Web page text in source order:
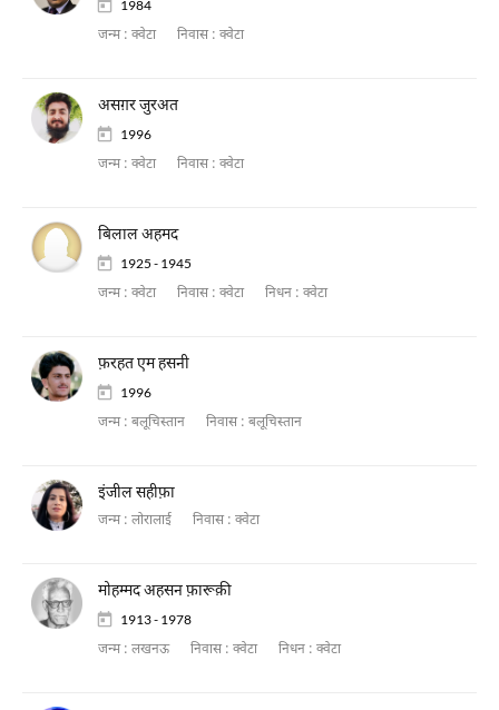
1984
जन्म : क्वेटा निवास : क्वेटा
असग़र जुरअत
1996
जन्म : क्वेटा निवास : क्वेटा
बिलाल अहमद
1925 - 1945
जन्म : क्वेटा निवास : क्वेटा निधन : क्वेटा
फ़रहत एम हसनी
1996
जन्म : बलूचिस्तान निवास : बलूचिस्तान
इंजील सहीफ़ा
जन्म : लोरालाई निवास : क्वेटा
मोहम्मद अहसन फ़ारूक़ी
1913 - 1978
जन्म : लखनऊ निवास : क्वेटा निधन : क्वेटा